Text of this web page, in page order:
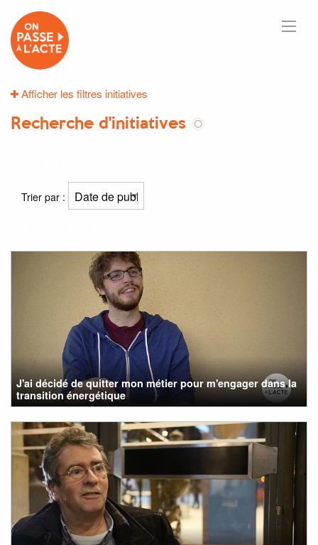
Afficher les filtres initiatives
Recherche d'initiatives
Trier par :
J'ai décidé de quitter mon métier pour m'engager dans la
transition énergétique